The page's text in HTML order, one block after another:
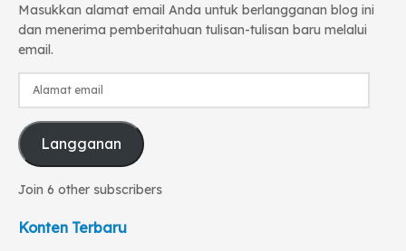
Masukkan alamat email Anda untuk berlangganan blog ini
dan menerima pemberitahuan tulisan-tulisan baru melalui
email.
Alamat
Langganan
Join 6 other subscribers
Konten Terbaru